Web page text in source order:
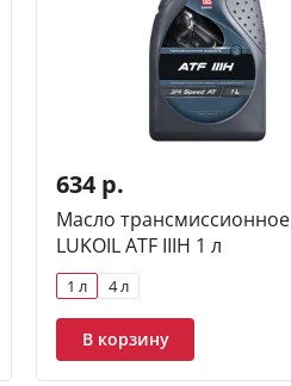
634 р.
Масло трансмиссионное
LUKOIL ATF IIIH 1 л
1 л 4 л
В корзину